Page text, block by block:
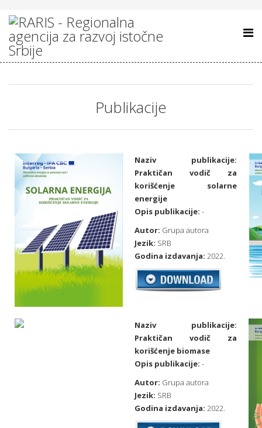
Publikacije
Naziv publikacije:
Praktičan vodič za
korišćenje solarne
energije
Opis publikacije: -
Autor: Grupa autora
Jezik: SRB
Godina izdavanja: 2022.
Naziv publikacije:
Praktičan vodič za
korišćenje biomase
Opis publikacije: -
Autor: Grupa autora
Jezik: SRB
Godina izdavanja: 2022.